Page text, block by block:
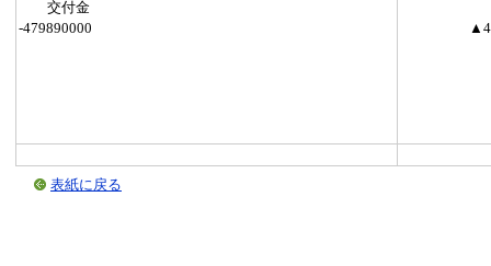
交付金
-479890000
表紙に戻る